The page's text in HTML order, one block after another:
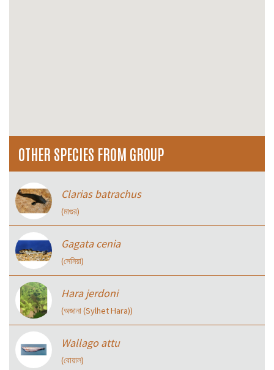
OTHER SPECIES FROM GROUP
Clarias batrachus
(মাগুর)
Gagata cenia
(সেনিয়া)
Hara jerdoni
(অজানা (Sylhet Hara))
Wallago attu
(বোয়াল)